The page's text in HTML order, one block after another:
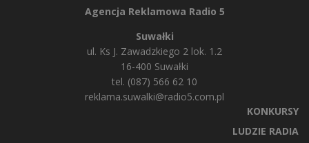
Agencja Reklamowa Radio 5
Suwałki
ul. Ks J. Zawadzkiego 2 lok. 1.2
16-400 Suwałki
tel. (087) 566 62 10
reklama.suwalki@radio5.com.pl
KONKURSY
LUDZIE RADIA